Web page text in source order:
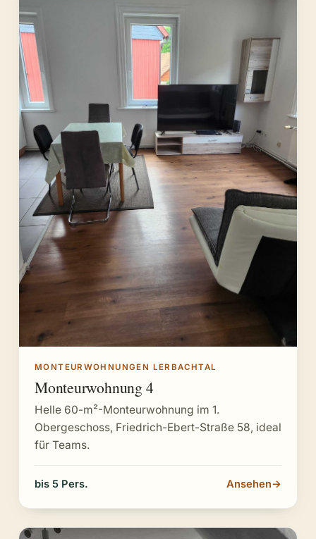
MONTEURWOHNUNGEN LERBACHTAL
Monteurwohnung 4
Helle 60-m²-Monteurwohnung im 1.
Obergeschoss, Friedrich-Ebert-Straße 58, ideal
für Teams.
bis 5 Pers. Ansehen→